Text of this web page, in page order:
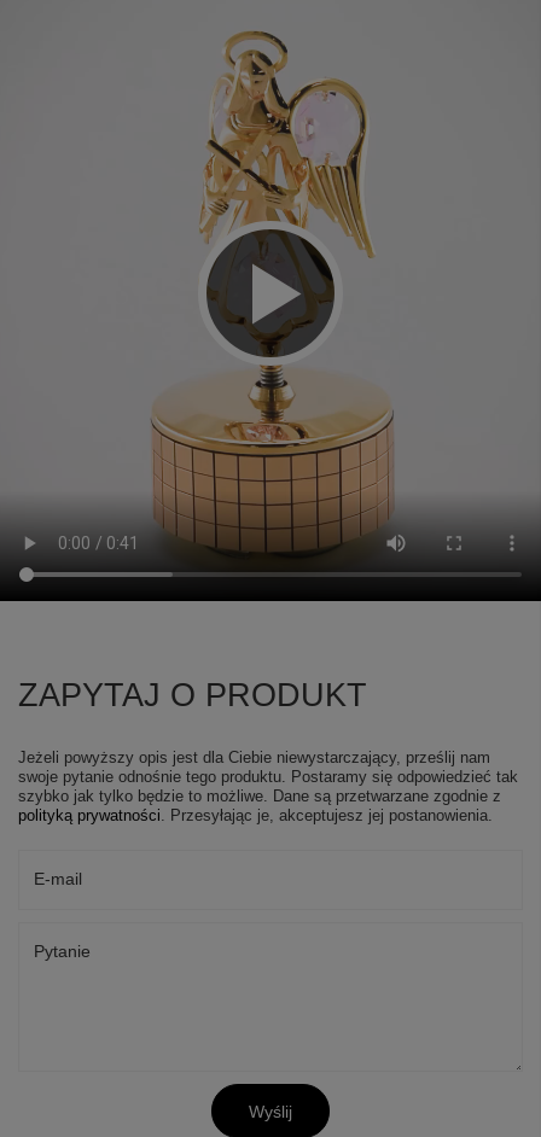
ZAPYTAJ O PRODUKT
Jeżeli powyższy opis jest dla Ciebie niewystarczający, prześlij nam
swoje pytanie odnośnie tego produktu. Postaramy się odpowiedzieć tak
szybko jak tylko będzie to możliwe. Dane są przetwarzane zgodnie z
polityką prywatności. Przesyłając je, akceptujesz jej postanowienia.
E-mail
Pytanie
Wyślij